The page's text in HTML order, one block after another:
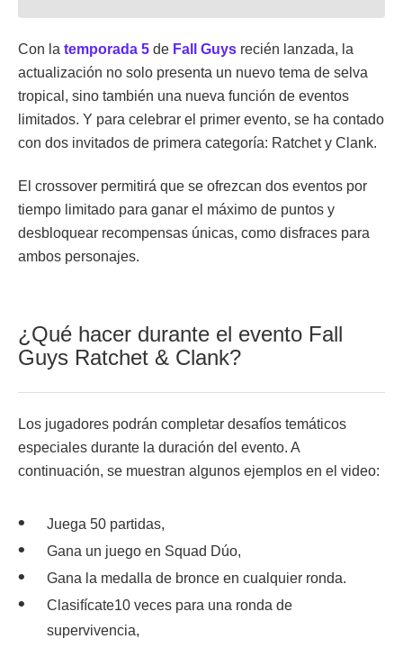
Con la temporada 5 de Fall Guys recién lanzada, la
actualización no solo presenta un nuevo tema de selva
tropical, sino también una nueva función de eventos
limitados. Y para celebrar el primer evento, se ha contado
con dos invitados de primera categoría: Ratchet y Clank.
El crossover permitirá que se ofrezcan dos eventos por
tiempo limitado para ganar el máximo de puntos y
desbloquear recompensas únicas, como disfraces para
ambos personajes.
¿Qué hacer durante el evento Fall
Guys Ratchet & Clank?
Los jugadores podrán completar desafíos temáticos
especiales durante la duración del evento. A
continuación, se muestran algunos ejemplos en el video:
Juega 50 partidas,
Gana un juego en Squad Dúo,
Gana la medalla de bronce en cualquier ronda.
Clasifícate10 veces para una ronda de
supervivencia,